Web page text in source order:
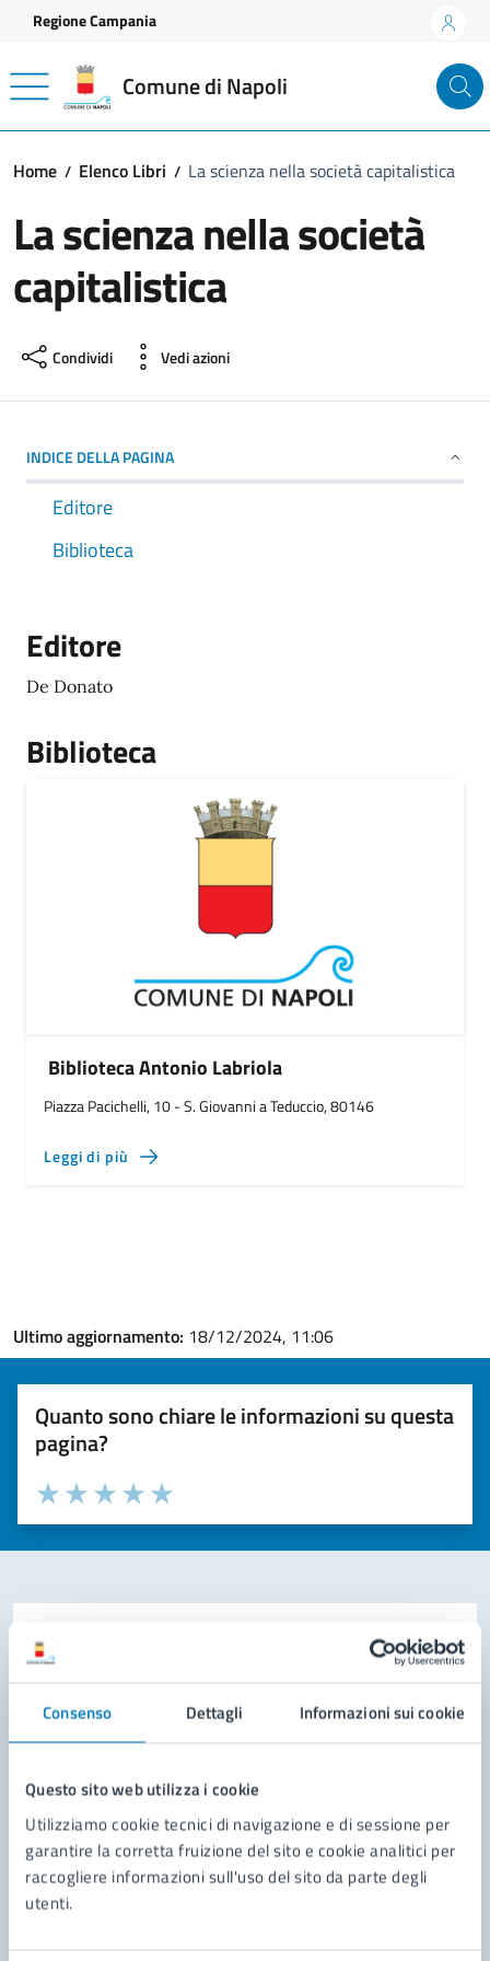
Consenso Dettagli Informazioni sui cookie
Questo sito web utilizza i cookie
Utilizziamo cookie tecnici di navigazione e di sessione per
garantire la corretta fruizione del sito e cookie analitici per
raccogliere informazioni sull'uso del sito da parte degli
utenti.
Vai ai contenuti
Vai al footer
Regione Campania
Comune di Napoli
Home Elenco Libri La scienza nella società capitalistica
La scienza nella società
capitalistica
Condividi Vedi azioni
INDICE DELLA PAGINA
Editore
Biblioteca
Editore
De Donato
Biblioteca
Biblioteca Antonio Labriola
Piazza Pacichelli, 10 - S. Giovanni a Teduccio, 80146
Leggi di più
Ultimo aggiornamento: 18/12/2024, 11:06
Quanto sono chiare le informazioni su questa
pagina?
Valuta la chiarezza delle informazioni (da 1 a 5 stelle)
Seleziona il numero di stelle per valutare la chiarezza delle
Valuta 5 stelle su 5
Valuta 4 stelle su 5
Valuta 3 stelle su 5
Valuta 2 stelle su 5
Valuta 1 stelle su 5
Contatta il comune
Prenota appuntamento
Problemi in città
Segnala disservizio